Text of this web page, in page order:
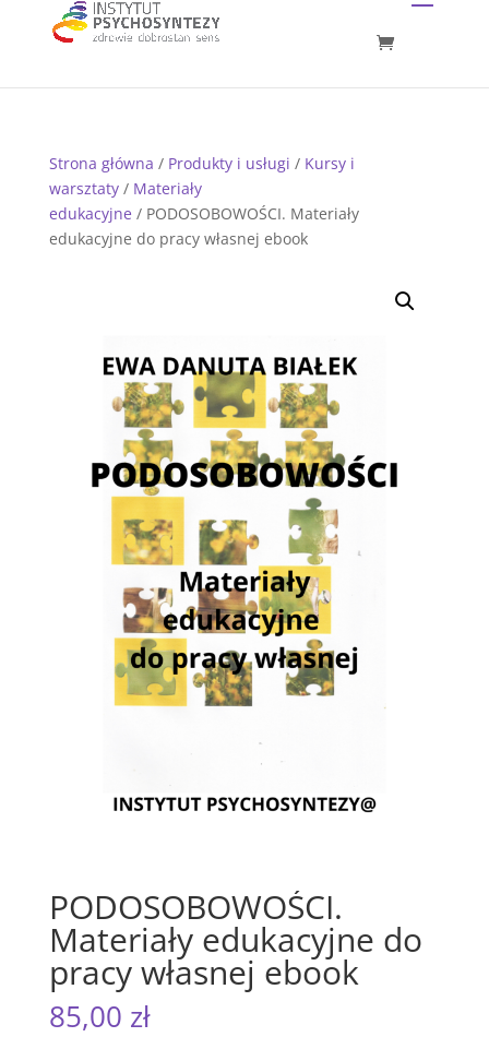
Strona główna / Produkty i usługi / Kursy i
warsztaty/ Materiały
edukacyjne / PODOSOBOWOŚCI. Materiały
edukacyjne do pracy własnej ebook
PODOSOBOWOŚCI.
Materiały edukacyjne do
pracy własnej ebook
85,00 zł